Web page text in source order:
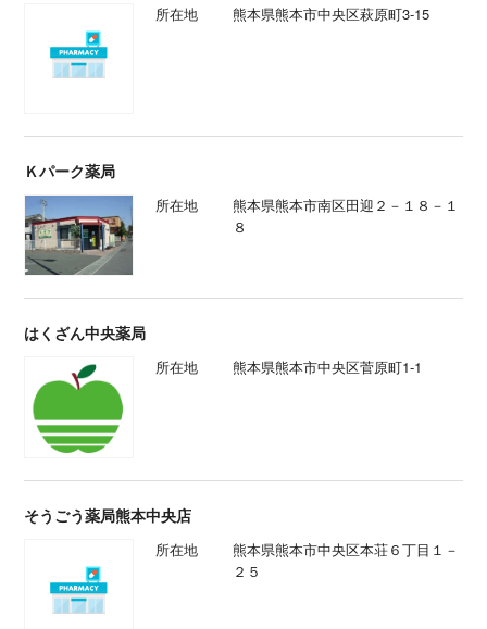
所在地 熊本県熊本市中央区萩原町3-15
Ｋパーク薬局
所在地
熊本県熊本市南区田迎２－１８－１
８
はくざん中央薬局
所在地 熊本県熊本市中央区菅原町1-1
そうごう薬局熊本中央店
所在地
熊本県熊本市中央区本荘６丁目１－
２５